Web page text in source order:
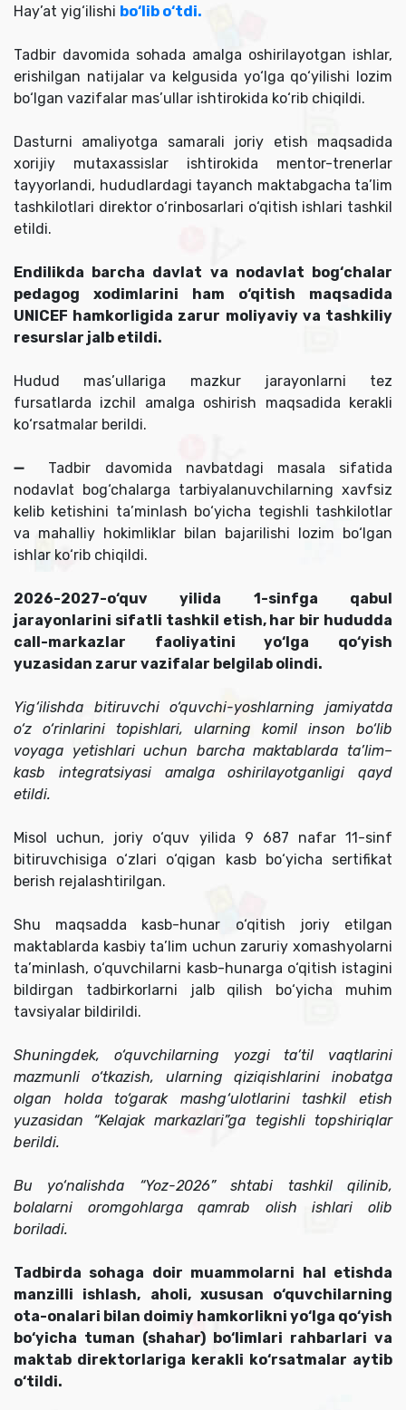
Hay’at yig‘ilishi bo‘lib o‘tdi.
Tadbir davomida sohada amalga oshirilayotgan ishlar,
erishilgan natijalar va kelgusida yo‘lga qo‘yilishi lozim
bo‘lgan vazifalar mas’ullar ishtirokida ko‘rib chiqildi.
Dasturni amaliyotga samarali joriy etish maqsadida
xorijiy mutaxassislar ishtirokida mentor-trenerlar
tayyorlandi, hududlardagi tayanch maktabgacha ta’lim
tashkilotlari direktor o‘rinbosarlari o‘qitish ishlari tashkil
etildi.
Endilikda barcha davlat va nodavlat bog‘chalar
pedagog xodimlarini ham o‘qitish maqsadida
UNICEF hamkorligida zarur moliyaviy va tashkiliy
resurslar jalb etildi.
Hudud mas’ullariga mazkur jarayonlarni tez
fursatlarda izchil amalga oshirish maqsadida kerakli
ko‘rsatmalar berildi.
➖ Tadbir davomida navbatdagi masala sifatida
nodavlat bog‘chalarga tarbiyalanuvchilarning xavfsiz
kelib ketishini ta’minlash bo‘yicha tegishli tashkilotlar
va mahalliy hokimliklar bilan bajarilishi lozim bo‘lgan
ishlar ko‘rib chiqildi.
2026-2027-o‘quv yilida 1-sinfga qabul
jarayonlarini sifatli tashkil etish, har bir hududda
call-markazlar faoliyatini yo‘lga qo‘yish
yuzasidan zarur vazifalar belgilab olindi.
Yig‘ilishda bitiruvchi o‘quvchi-yoshlarning jamiyatda
o‘z o‘rinlarini topishlari, ularning komil inson bo‘lib
voyaga yetishlari uchun barcha maktablarda ta’lim–
kasb integratsiyasi amalga oshirilayotganligi qayd
etildi.
Misol uchun, joriy o‘quv yilida 9 687 nafar 11-sinf
bitiruvchisiga o‘zlari o‘qigan kasb bo‘yicha sertifikat
berish rejalashtirilgan.
Shu maqsadda kasb-hunar o‘qitish joriy etilgan
maktablarda kasbiy ta’lim uchun zaruriy xomashyolarni
ta’minlash, o‘quvchilarni kasb-hunarga o‘qitish istagini
bildirgan tadbirkorlarni jalb qilish bo‘yicha muhim
tavsiyalar bildirildi.
Shuningdek, o‘quvchilarning yozgi ta’til vaqtlarini
mazmunli o‘tkazish, ularning qiziqishlarini inobatga
olgan holda to‘garak mashg‘ulotlarini tashkil etish
yuzasidan “Kelajak markazlari”ga tegishli topshiriqlar
berildi.
Bu yo‘nalishda “Yoz-2026” shtabi tashkil qilinib,
bolalarni oromgohlarga qamrab olish ishlari olib
boriladi.
Tadbirda sohaga doir muammolarni hal etishda
manzilli ishlash, aholi, xususan o‘quvchilarning
ota-onalari bilan doimiy hamkorlikni yo‘lga qo‘yish
bo‘yicha tuman (shahar) bo‘limlari rahbarlari va
maktab direktorlariga kerakli ko‘rsatmalar aytib
o‘tildi.